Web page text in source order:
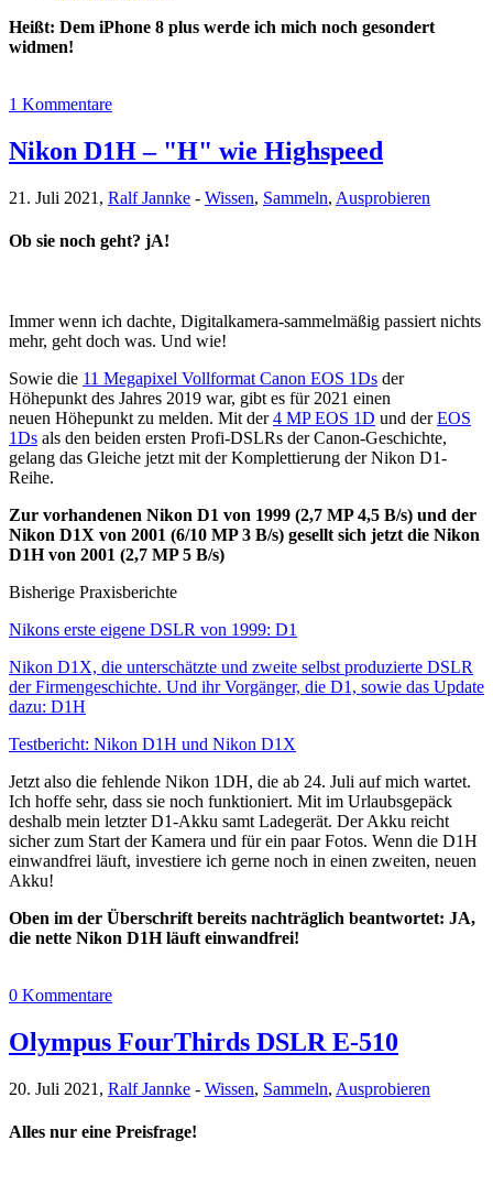
Heißt: Dem iPhone 8 plus werde ich mich noch gesondert
widmen!
1 Kommentare
Nikon D1H – "H" wie Highspeed
21. Juli 2021, Ralf Jannke - Wissen, Sammeln, Ausprobieren
Ob sie noch geht? jA!
Immer wenn ich dachte, Digitalkamera-sammelmäßig passiert nichts
mehr, geht doch was. Und wie!
Sowie die 11 Megapixel Vollformat Canon EOS 1Ds der
Höhepunkt des Jahres 2019 war, gibt es für 2021 einen
neuen Höhepunkt zu melden. Mit der4 MP EOS 1D und derEOS
1Ds als den beiden ersten Profi-DSLRs der Canon-Geschichte,
gelang das Gleiche jetzt mit der Komplettierung der Nikon D1-
Reihe.
Zur vorhandenen Nikon D1 von 1999 (2,7 MP 4,5 B/s) und der
Nikon D1X von 2001 (6/10 MP 3 B/s) gesellt sich jetzt die Nikon
D1H von 2001 (2,7 MP 5 B/s)
Bisherige Praxisberichte
Nikons erste eigene DSLR von 1999: D1
Nikon D1X, die unterschätzte und zweite selbst produzierte DSLR
der Firmengeschichte. Und ihr Vorgänger, die D1, sowie das Update
dazu: D1H
Testbericht: Nikon D1H und Nikon D1X
Jetzt also die fehlende Nikon 1DH, die ab 24. Juli auf mich wartet.
Ich hoffe sehr, dass sie noch funktioniert. Mit im Urlaubsgepäck
deshalb mein letzter D1-Akku samt Ladegerät. Der Akku reicht
sicher zum Start der Kamera und für ein paar Fotos. Wenn die D1H
einwandfrei läuft, investiere ich gerne noch in einen zweiten, neuen
Akku!
Oben im der Überschrift bereits nachträglich beantwortet: JA,
die nette Nikon D1H läuft einwandfrei!
0 Kommentare
Olympus FourThirds DSLR E-510
20. Juli 2021, Ralf Jannke - Wissen, Sammeln, Ausprobieren
Alles nur eine Preisfrage!